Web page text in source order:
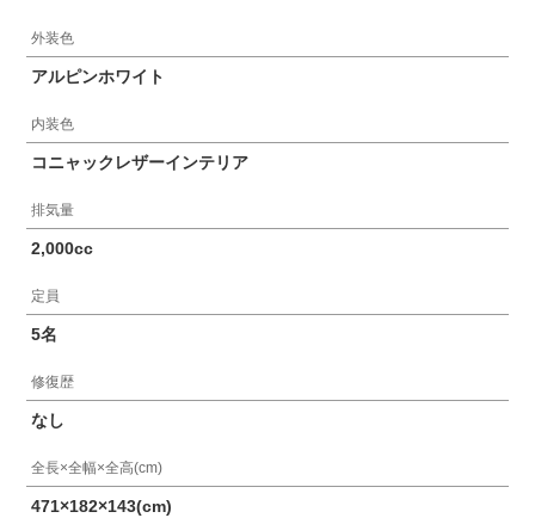
外装色
アルピンホワイト
内装色
コニャックレザーインテリア
排気量
2,000cc
定員
5名
修復歴
なし
全長×全幅×全高(cm)
471×182×143(cm)